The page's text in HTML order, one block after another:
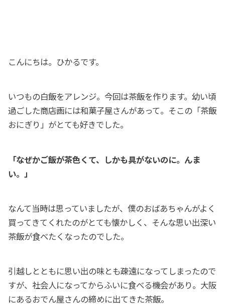
こんにちは。ひかるです。
いつもの白飯をアレンジ。今回は茶飯を作ります。幼い頃
過ごした商店画には和菓子屋さんがあって。そこの「茶飯
おにぎり」がとても好きでした。
「なぜかご飯が茶色くて、しかも具がないのに。んま
い。」
なんて当時は思っていましたが、僕のおばあちゃんがよく
買ってきてくれたのがとても懐かしく、そんな思い出深い
茶飯が食べたくなったのでした。
引越しとともに思い出の味とも疎遠になってしまったので
すが、社会人になってからふいに食べる機会があり。大阪
にあるおでん屋さんの締めに出てきた茶飯。